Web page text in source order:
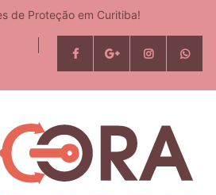
de Proteção em Curitiba!